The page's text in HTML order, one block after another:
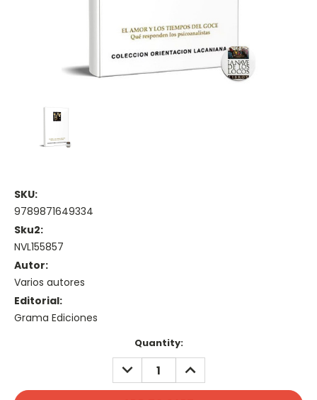
SKU:
9789871649334
Sku2:
NVL155857
Autor:
Varios autores
Editorial:
Grama Ediciones
Quantity:
DECREASE
QUANTITY:
INCREASE
QUANTITY: